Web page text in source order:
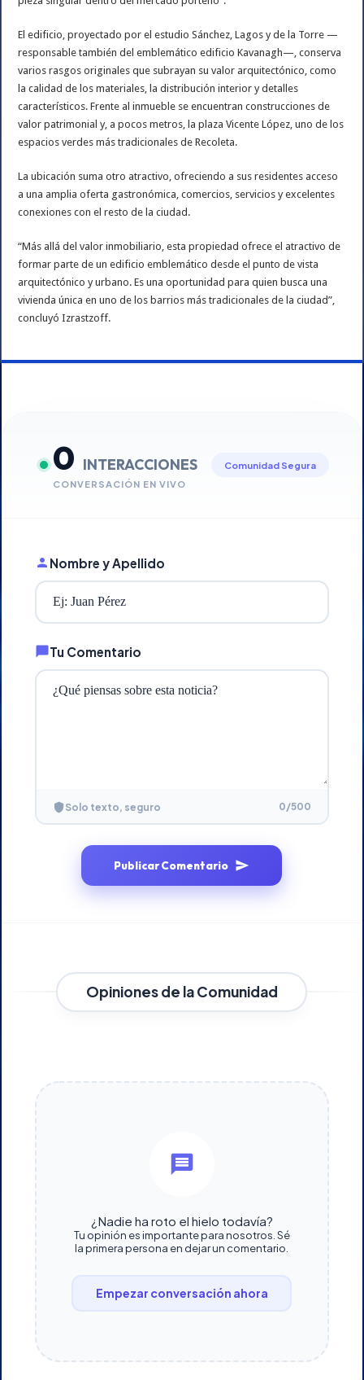
El edificio, proyectado por el estudio Sánchez, Lagos y de la Torre —
responsable también del emblemático edificio Kavanagh—, conserva
varios rasgos originales que subrayan su valor arquitectónico, como
la calidad de los materiales, la distribución interior y detalles
característicos. Frente al inmueble se encuentran construcciones de
valor patrimonial y, a pocos metros, la plaza Vicente López, uno de los
espacios verdes más tradicionales de Recoleta.
La ubicación suma otro atractivo, ofreciendo a sus residentes acceso
a una amplia oferta gastronómica, comercios, servicios y excelentes
conexiones con el resto de la ciudad.
“Más allá del valor inmobiliario, esta propiedad ofrece el atractivo de
formar parte de un edificio emblemático desde el punto de vista
arquitectónico y urbano. Es una oportunidad para quien busca una
vivienda única en uno de los barrios más tradicionales de la ciudad”,
concluyó Izrastzoff.
0 INTERACCIONES
CONVERSACIÓN EN VIVO
Comunidad Segura
Nombre y Apellido
Tu Comentario
Solo texto, seguro 0/500
Publicar Comentario
Opiniones de la Comunidad
¿Nadie ha roto el hielo todavía?
Tu opinión es importante para nosotros. Sé
la primera persona en dejar un comentario.
Empezar conversación ahora